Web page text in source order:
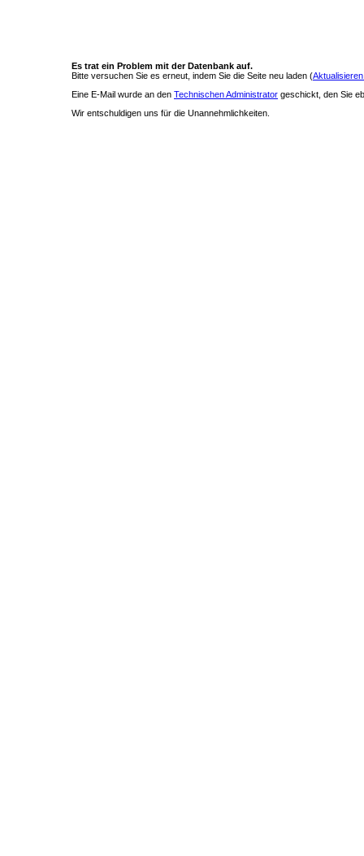
Es trat ein Problem mit der Datenbank auf.
Bitte versuchen Sie es erneut, indem Sie die Seite neu laden (
Eine E-Mail wurde an den Technischen Administrator geschickt, den Sie
Wir entschuldigen uns für die Unannehmlichkeiten.